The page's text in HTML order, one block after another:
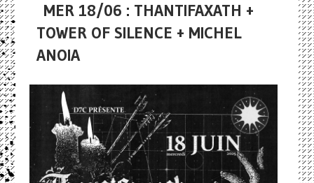
MER 18/06 : THANTIFAXATH +
TOWER OF SILENCE + MICHEL
ANOIA